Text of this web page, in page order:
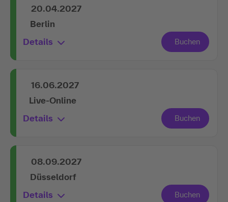
20.04.2027
Berlin
Details
16.06.2027
Live-Online
Details
08.09.2027
Düsseldorf
Details